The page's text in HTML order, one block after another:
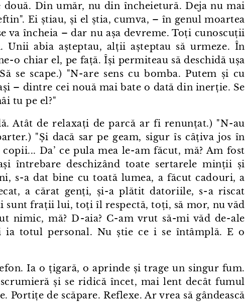
Din umăr, nu din încheietură. Deja nu mai
Ei știau, și el știa, cumva, – în genul moartea
va încheia – dar nu așa devreme. Toți cunoscuții
abia așteptau, alții așteptau să urmeze. În
⁠o chiar el, pe față. Își permiteau să deschidă ușa
se scape.) "N⁠-⁠are sens cu bomba. Putem și cu
– dintre cei nouă mai bate o dată din inerție. Se
tu pe el?"
Atât de relaxați de parcă ar fi renunțat.) "N⁠-⁠au
"Și dacă sar pe geam, sigur îs câțiva jos în
Da’ ce pula mea le⁠-⁠am făcut, mă? Am fost
întrebare deschizând toate sertarele minții și
s⁠-⁠a dat bine cu toată lumea, a făcut cadouri, a
a cărat genți, și⁠-⁠a plătit datoriile, s⁠-⁠a riscat
sunt frații lui, toți îl respectă, toți, să mor, nu văd
nimic, mă? D⁠-⁠aia? C⁠-⁠am vrut să-mi văd de⁠-⁠ale
ia totul personal. Nu știe ce i se întâmplă. E o
Ia o țigară, o aprinde și trage un singur fum.
și se ridică încet, mai lent decât fumul
de scăpare. Reflexe. Ar vrea să gândească